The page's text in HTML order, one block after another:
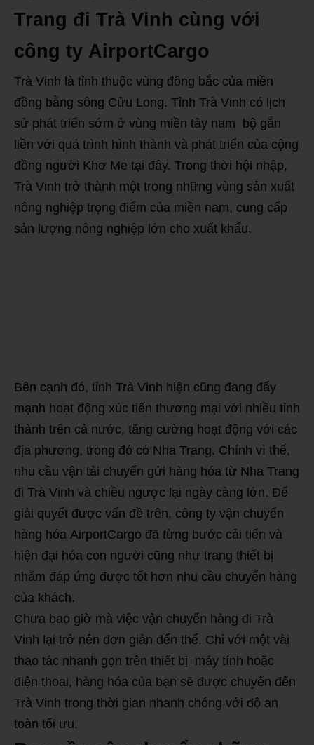
Trang đi Trà Vinh cùng với
công ty AirportCargo
Trà Vinh là tỉnh thuộc vùng đông bắc của miền
đồng bằng sông Cửu Long. Tỉnh Trà Vinh có lịch
sử phát triển sớm ở vùng miền tây nam bộ gắn
liền với quá trình hình thành và phát triển của cộng
đồng người Khơ Me tại đây. Trong thời hội nhập,
Trà Vinh trở thành một trong những vùng sản xuất
nông nghiệp trọng điểm của miền nam, cung cấp
sản lượng nông nghiệp lớn cho xuất khẩu.
Bên cạnh đó, tỉnh Trà Vinh hiện cũng đang đẩy
mạnh hoạt động xúc tiến thương mại với nhiều tỉnh
thành trên cả nước, tăng cường hoạt động với các
địa phương, trong đó có Nha Trang. Chính vì thế,
nhu cầu vận tải chuyển gửi hàng hóa từ Nha Trang
đi Trà Vinh và chiều ngược lại ngày càng lớn. Để
giải quyết được vấn đề trên, công ty vận chuyển
hàng hóa AirportCargo đã từng bước cải tiến và
hiện đại hóa con người cũng như trang thiết bị
nhằm đáp ứng được tốt hơn nhu cầu chuyển hàng
của khách.
Chưa bao giờ mà việc vận chuyển hàng đi Trà
Vinh lại trở nên đơn giản đến thế. Chỉ với một vài
thao tác nhanh gọn trên thiết bị máy tính hoặc
điện thoại, hàng hóa của bạn sẽ được chuyển đến
Trà Vinh trong thời gian nhanh chóng với độ an
toàn tối ưu.